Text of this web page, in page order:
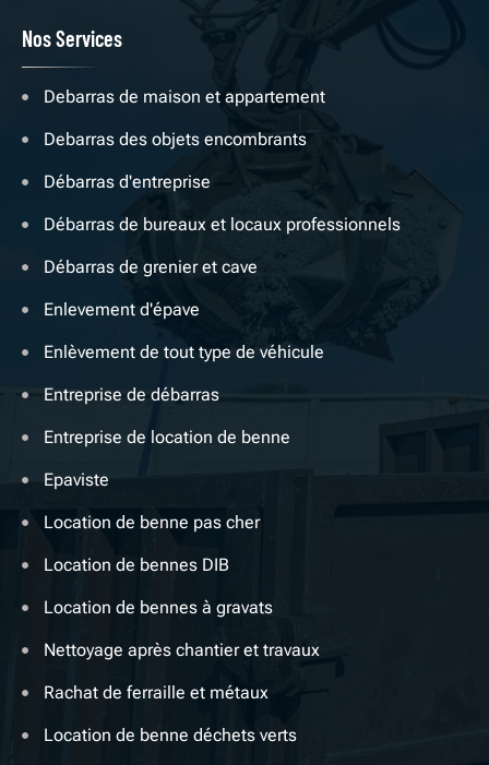
Nos Services
Debarras de maison et appartement
Debarras des objets encombrants
Débarras d'entreprise
Débarras de bureaux et locaux professionnels
Débarras de grenier et cave
Enlevement d'épave
Enlèvement de tout type de véhicule
Entreprise de débarras
Entreprise de location de benne
Epaviste
Location de benne pas cher
Location de bennes DIB
Location de bennes à gravats
Nettoyage après chantier et travaux
Rachat de ferraille et métaux
Location de benne déchets verts